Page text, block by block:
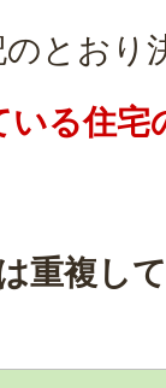
とおり
る住宅
重複し